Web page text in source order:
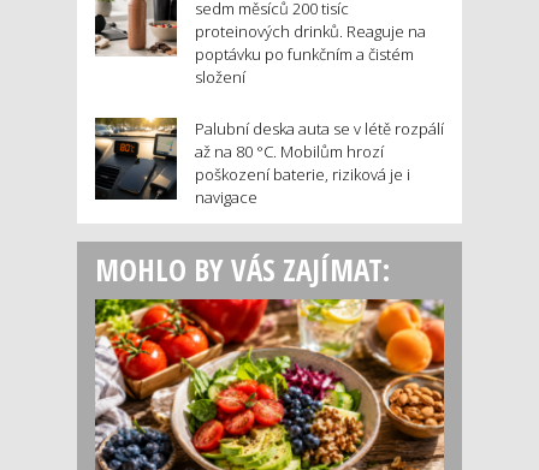
sedm měsíců 200 tisíc
proteinových drinků. Reaguje na
poptávku po funkčním a čistém
složení
Palubní deska auta se v létě rozpálí
až na 80 °C. Mobilům hrozí
poškození baterie, riziková je i
navigace
MOHLO BY VÁS ZAJÍMAT: